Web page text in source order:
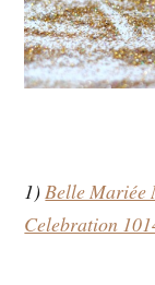
1)Belle Mariée
Celebration